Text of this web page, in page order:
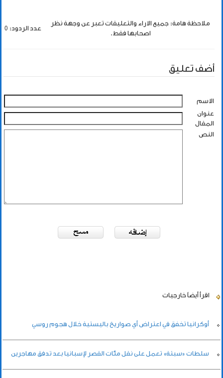
ملاحظة هامة: جميع الاراء والتعليقات تعبر عن وجهة نظر
اصحابها فقط.
عدد الردود: 0
أضف تعليق
الاسم
عنوان
المقال
النص
اقرأ أيضاً خارجيات
أوكرانيا تخفق في اعتراض أي صواريخ باليستية خلال هجوم روسي
سلطات «سبتة» تعمل على نقل مئات القصر لإسبانيا بعد تدفق مهاجرين